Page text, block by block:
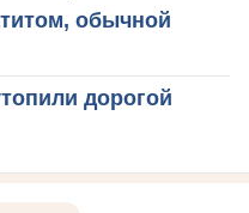
обычной
дорогой